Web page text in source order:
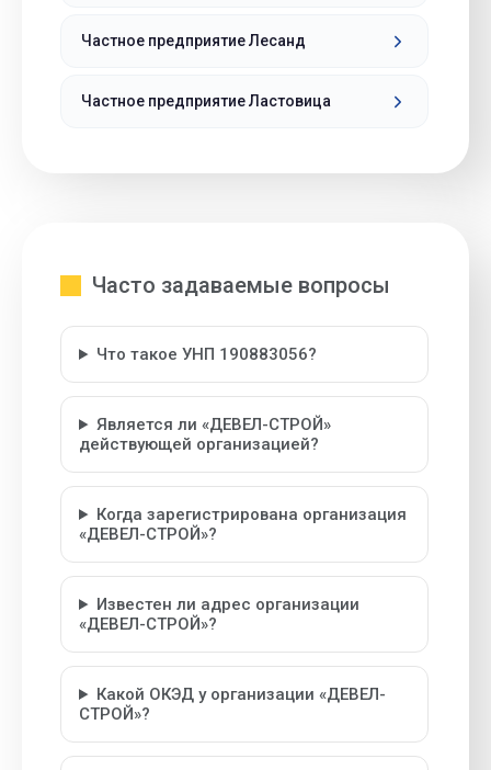
Частное предприятие Лесанд
Частное предприятие Ластовица
Часто задаваемые вопросы
Что такое УНП 190883056?
Является ли «ДЕВЕЛ-СТРОЙ»
действующей организацией?
Когда зарегистрирована организация
«ДЕВЕЛ-СТРОЙ»?
Известен ли адрес организации
«ДЕВЕЛ-СТРОЙ»?
Какой ОКЭД у организации «ДЕВЕЛ-
СТРОЙ»?